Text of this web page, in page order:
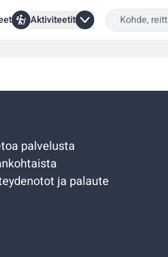
Aktiviteetit
palvelusta
ja palaute